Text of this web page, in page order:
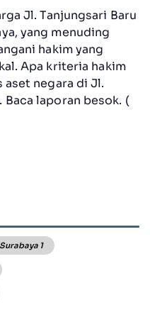
Jl. Tanjungsari Baru
yang menuding
hakim yang
Apa kriteria hakim
aset negara di Jl.
Baca laporan besok. (
1